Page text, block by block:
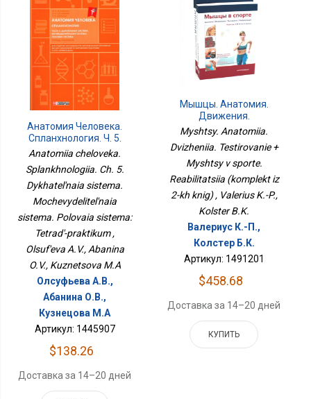
Анатомия Человека.
Спланхнология. Ч. 5.
Дыхательная Система.
Система. Половая
Система: Тетрадь-
Практикум
Anatomiia cheloveka.
Splankhnologiia. Ch. 5.
Dykhatel'naia sistema.
Mochevydelitel'naia
sistema. Polovaia sistema:
Tetrad'-praktikum ,
Olsuf'eva A.V., Abanina
O.V., Kuznetsova M.A
Олсуфьева А.В.,
Абанина О.В.,
Кузнецова М.А
Артикул: 1445907
$138.26
Доставка за 14–20 дней
Мышцы. Анатомия.
Движения.
Тестирование + Мышцы
В Спорте. Реабилитация
(комплект Из 2-Х Книг)
Myshtsy. Anatomiia.
Dvizheniia. Testirovanie +
Myshtsy v sporte.
Reabilitatsiia (komplekt iz
2-kh knig) , Valerius K.-P.,
Kolster B.K.
Валериус К.-П.,
Колстер Б.К.
Артикул: 1491201
$458.68
Доставка за 14–20 дней
КУПИТЬ